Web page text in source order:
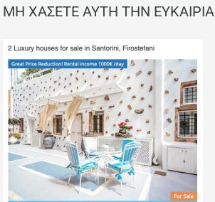
ΜΗ ΧΑΣΕΤΕ ΑΥΤΗ ΤΗΝ ΕΥΚΑΙΡΙΑ